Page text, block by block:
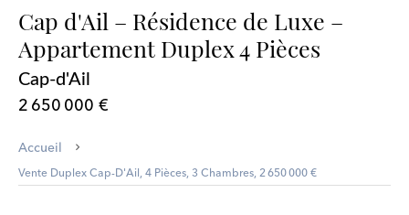
Cap d'Ail – Résidence de Luxe –
Appartement Duplex 4 Pièces
Cap-d'Ail
2 650 000 €
Accueil
Vente Duplex Cap-D'Ail, 4 Pièces, 3 Chambres, 2 650 000 €